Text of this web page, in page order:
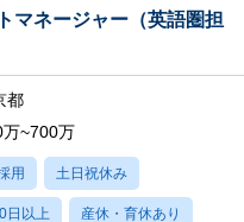
マネージャー（英語圏担
都
~700万
用 土日祝休み
日以上 産休・育休あり